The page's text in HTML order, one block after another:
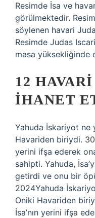
Resimde İsa ve
görülmektedir.
söylenen havari
Resimde Judas
masa yüksekliğinde
12
IHANET
Yahuda İskariyot ne
Havariden biriydi. 30
yerini ifşa ederek
sahipti. Yahuda,
getirdi ve onu bir
2024Yahuda
Oniki Havariden
İsa’nın yerini ifşa